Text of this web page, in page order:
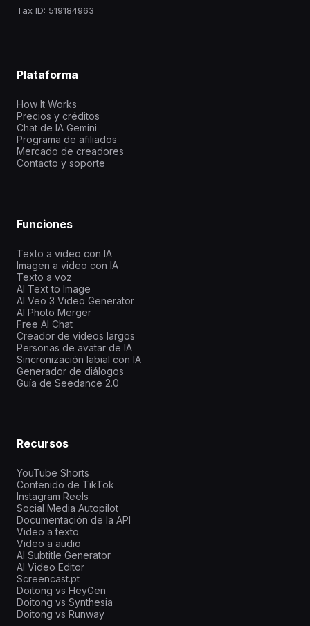
Tax ID: 519184963
Plataforma
How It Works
Precios y créditos
Chat de IA Gemini
Programa de afiliados
Mercado de creadores
Contacto y soporte
Funciones
Texto a video con IA
Imagen a video con IA
Texto a voz
AI Text to Image
AI Veo 3 Video Generator
AI Photo Merger
Free AI Chat
Creador de videos largos
Personas de avatar de IA
Sincronización labial con IA
Generador de diálogos
Guía de Seedance 2.0
Recursos
YouTube Shorts
Contenido de TikTok
Instagram Reels
Social Media Autopilot
Documentación de la API
Video a texto
Video a audio
AI Subtitle Generator
AI Video Editor
Screencast.pt
Doitong vs HeyGen
Doitong vs Synthesia
Doitong vs Runway